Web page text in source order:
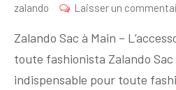
zalando
Laisser un
Zalando Sac à Main –
toute fashionista Zalando Sac
indispensable pour toute